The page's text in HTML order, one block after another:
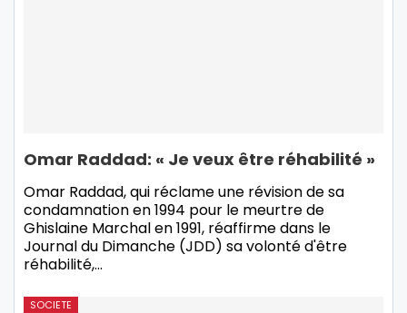
Omar Raddad: « Je veux être réhabilité »
Omar Raddad, qui réclame une révision de sa
condamnation en 1994 pour le meurtre de
Ghislaine Marchal en 1991, réaffirme dans le
Journal du Dimanche (JDD) sa volonté d'être
réhabilité,…
SOCIETE